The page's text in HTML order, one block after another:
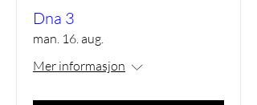
Dna 3
man. 16. aug.
Mer informasjon